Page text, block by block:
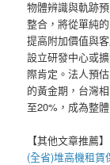
物體辨識與軌跡
整合，將從單純
提高附加價值與
設立研發中心或
際肯定。法人預
的黃金期，台灣
至20%，成為整
【其他文章推薦】
(全省)堆高機租賃